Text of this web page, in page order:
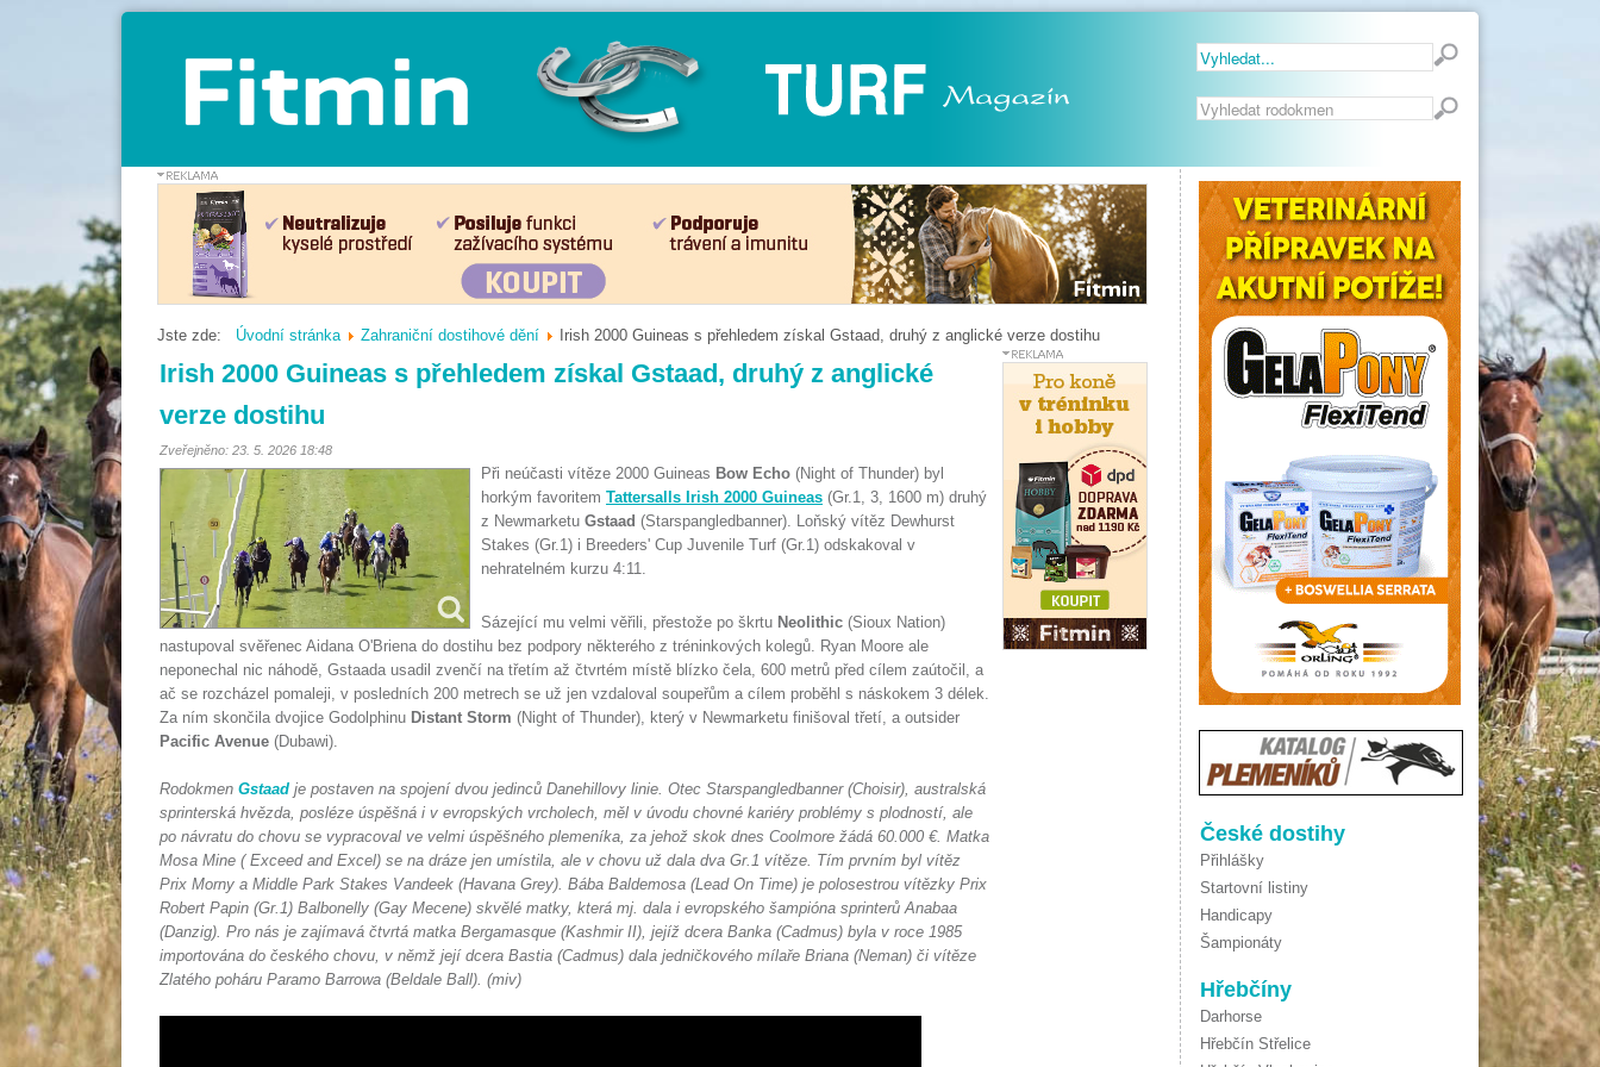
Vyhledávání...
České dostihy
Přihlášky
Startovní listiny
Handicapy
Šampionáty
Hřebčíny
Darhorse
Hřebčín Střelice
Jste zde: Úvodní stránka Zahraniční dostihové dění Irish 2000 Guineas s přehledem získal Gstaad, druhý z anglické verze dostihu
Irish 2000 Guineas s přehledem získal Gstaad, druhý z anglické
verze dostihu
Zveřejněno: 23. 5. 2026 18:48
Při neúčasti vítěze 2000 Guineas Bow Echo (Night of Thunder) byl
horkým favoritem Tattersalls Irish 2000 Guineas (Gr.1, 3, 1600 m) druhý
z Newmarketu Gstaad (Starspangledbanner). Loňský vítěz Dewhurst
Stakes (Gr.1) i Breeders' Cup Juvenile Turf (Gr.1) odskakoval v
nehratelném kurzu 4:11.
Sázející mu velmi věřili, přestože po škrtu Neolithic (Sioux Nation)
nastupoval svěřenec Aidana O'Briena do dostihu bez podpory některého z tréninkových kolegů. Ryan Moore ale
neponechal nic náhodě, Gstaada usadil zvenčí na třetím až čtvrtém místě blízko čela, 600 metrů před cílem zaútočil, a
ač se rozcházel pomaleji, v posledních 200 metrech se už jen vzdaloval soupeřům a cílem proběhl s náskokem 3 délek.
Za ním skončila dvojice Godolphinu Distant Storm (Night of Thunder), který v Newmarketu finišoval třetí, a outsider
Pacific Avenue (Dubawi).
Rodokmen Gstaad je postaven na spojení dvou jedinců Danehillovy linie. Otec Starspangledbanner (Choisir), australská
sprinterská hvězda, posléze úspěšná i v evropských vrcholech, měl v úvodu chovné kariéry problémy s plodností, ale
po návratu do chovu se vypracoval ve velmi úspěšného plemeníka, za jehož skok dnes Coolmore žádá 60.000 €. Matka
Mosa Mine ( Exceed and Excel) se na dráze jen umístila, ale v chovu už dala dva Gr.1 vítěze. Tím prvním byl vítěz
Prix Morny a Middle Park Stakes Vandeek (Havana Grey). Bába Baldemosa (Lead On Time) je polosestrou vítězky Prix
Robert Papin (Gr.1) Balbonelly (Gay Mecene) skvělé matky, která mj. dala i evropského šampióna sprinterů Anabaa
(Danzig). Pro nás je zajímavá čtvrtá matka Bergamasque (Kashmir II), jejíž dcera Banka (Cadmus) byla v roce 1985
importována do českého chovu, v němž její dcera Bastia (Cadmus) dala jedničkového mílaře Briana (Neman) či vítěze
Zlatého poháru Paramo Barrowa (Beldale Ball). (miv)